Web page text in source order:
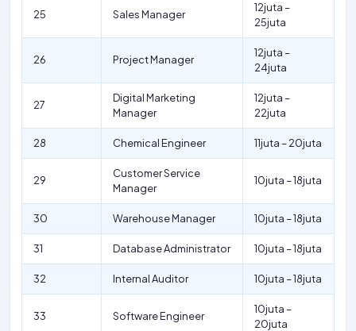
25 Sales Manager
12juta –
25juta
26 Project Manager
12juta –
24juta
27
Digital Marketing
Manager
12juta –
22juta
28 Chemical Engineer 11juta – 20juta
29
Customer Service
Manager
10juta – 18juta
30 Warehouse Manager 10juta – 18juta
31 Database Administrator 10juta – 18juta
32 Internal Auditor 10juta – 18juta
33 Software Engineer
10juta –
20juta